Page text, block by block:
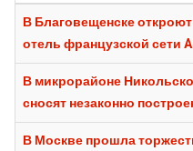
В Благовещенске
отель французской сети
В микрорайоне
сносят незаконно
В Москве прошла